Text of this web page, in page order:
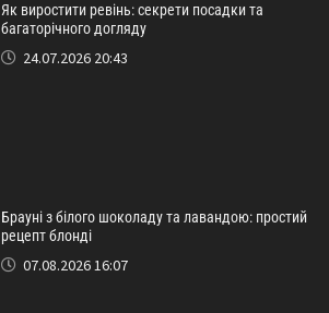
Як виростити ревінь: секрети посадки та
багаторічного догляду
24.07.2026 20:43
Брауні з білого шоколаду та лавандою: простий
рецепт блонді
07.08.2026 16:07